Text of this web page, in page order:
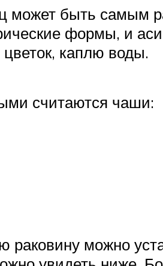
может быть самым
формы, и
каплю воды.
считаются чаши:
раковину можно